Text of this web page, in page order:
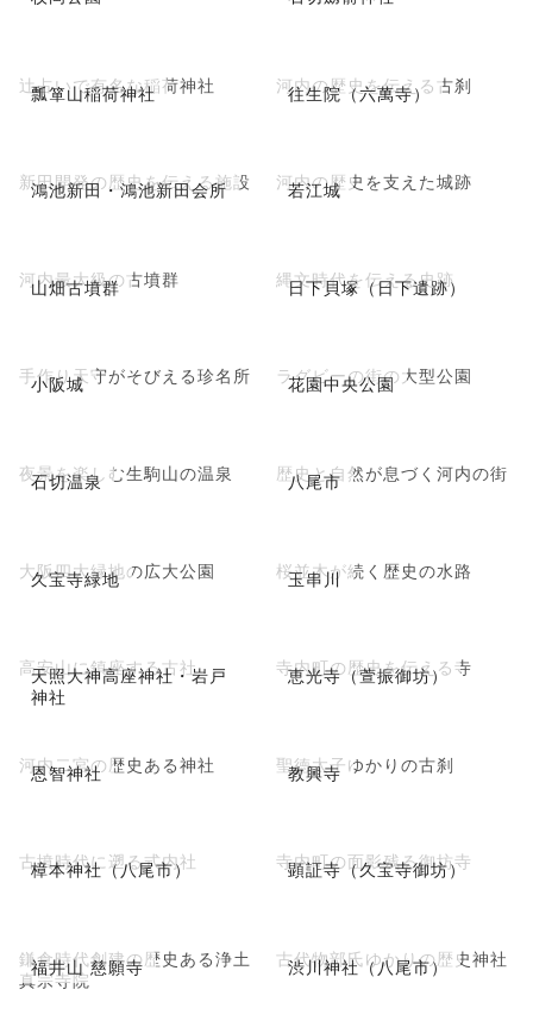
瓢箪山稲荷神社
辻占いで有名な稲荷神社 往生院（六萬寺）
河内の歴史を伝える古刹
鴻池新田・鴻池新田会所
新田開発の歴史を伝える施設 若江城
河内の歴史を支えた城跡
山畑古墳群
河内最大級の古墳群 日下貝塚（日下遺跡）
縄文時代を伝える史跡
小阪城
手作り天守がそびえる珍名所 花園中央公園
ラグビーの街の大型公園
石切温泉
夜景を楽しむ生駒山の温泉 八尾市
歴史と自然が息づく河内の街
久宝寺緑地
大阪四大緑地の広大公園 玉串川
桜並木が続く歴史の水路
天照大神高座神社・岩戸
神社
高安山に鎮座する古社 恵光寺（萱振御坊）
寺内町の歴史を伝える寺
恩智神社
河内二宮の歴史ある神社 教興寺
聖徳太子ゆかりの古刹
樟本神社（八尾市）
古墳時代に遡る式内社 顕証寺（久宝寺御坊）
寺内町の面影残る御坊寺
福井山 慈願寺
鎌倉時代創建の歴史ある浄土
真宗寺院
渋川神社（八尾市）
古代物部氏ゆかりの歴史神社